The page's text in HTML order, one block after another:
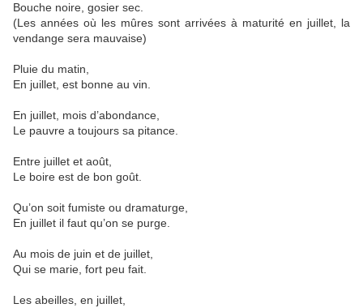
Bouche noire, gosier sec.
(Les années où les mûres sont arrivées à maturité en juillet, la
vendange sera mauvaise)
Pluie du matin,
En juillet, est bonne au vin.
En juillet, mois d’abondance,
Le pauvre a toujours sa pitance.
Entre juillet et août,
Le boire est de bon goût.
Qu’on soit fumiste ou dramaturge,
En juillet il faut qu’on se purge.
Au mois de juin et de juillet,
Qui se marie, fort peu fait.
Les abeilles, en juillet,